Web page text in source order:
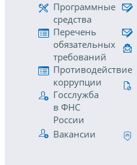
Программные
средства
Перечень
обязательных
требований
Противодействие
коррупции
Госслужба
в ФНС
России
Вакансии